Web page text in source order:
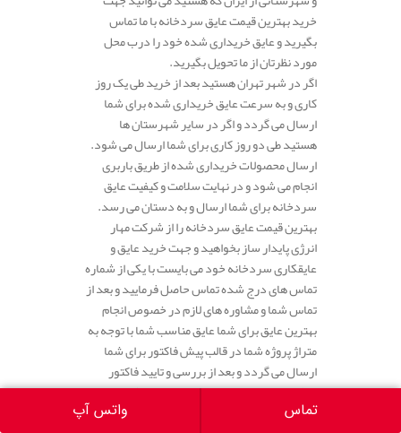
خرید بهترین قیمت عایق سردخانه با ما تماس
بگیرید و عایق خریداری شده خود را درب محل
مورد نظرتان از ما تحویل بگیرید.
اگر در شهر تهران هستید بعد از خرید طی یک روز
کاری و به سرعت عایق خریداری شده برای شما
ارسال می گردد و اگر در سایر شهرستان ها
هستید طی دو روز کاری برای شما ارسال می شود.
ارسال محصولات خریداری شده از طریق باربری
انجام می شود و در نهایت سلامت و کیفیت عایق
سردخانه برای شما ارسال و به دستان می رسد.
بهترین قیمت عایق سردخانه را از شرکت مهار
انرژی پایدار ساز بخواهید و جهت خرید عایق و
عایقکاری سردخانه خود می بایست با یکی از شماره
تماس های درج شده تماس حاصل فرمایید و بعد از
تماس شما و مشاوره های لازم در خصوص انجام
بهترین عایق برای شما عایق مناسب شما با توجه به
متراژ پروژه شما در قالب پیش فاکتور برای شما
ارسال می گردد و بعد از بررسی و تایید فاکتور
مذکور تیم ما به سرعت عایق خریداری شده را برای
شما ارسال می کنند. اگر که قصد دارید پروژه
تماس واتس آپ